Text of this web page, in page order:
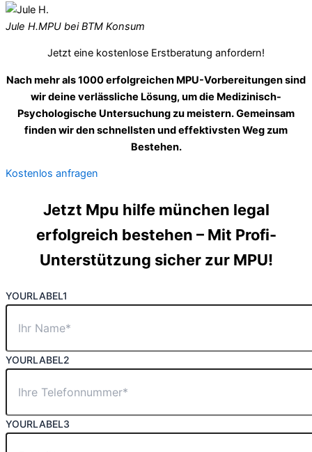
Jule H.MPU bei BTM Konsum
Jetzt eine kostenlose Erstberatung anfordern!
Nach mehr als 1000 erfolgreichen MPU-Vorbereitungen sind
wir deine verlässliche Lösung, um die Medizinisch-
Psychologische Untersuchung zu meistern. Gemeinsam
finden wir den schnellsten und effektivsten Weg zum
Bestehen.
Kostenlos anfragen
Jetzt Mpu hilfe münchen legal
erfolgreich bestehen – Mit Profi-
Unterstützung sicher zur MPU!
YOURLABEL1
YOURLABEL2
YOURLABEL3